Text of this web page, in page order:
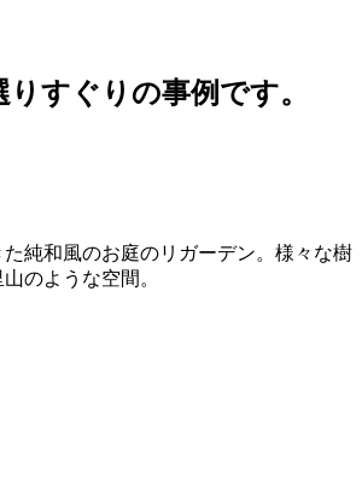
すぐりの事例です。
純和風のお庭のリガーデン。様々な樹
のような空間。